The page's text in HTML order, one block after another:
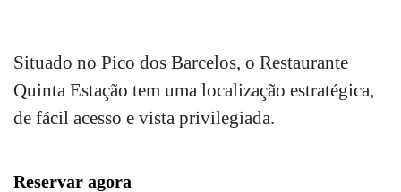
Situado no Pico dos Barcelos, o Restaurante
Quinta Estação tem uma localização estratégica,
de fácil acesso e vista privilegiada.
Reservar agora